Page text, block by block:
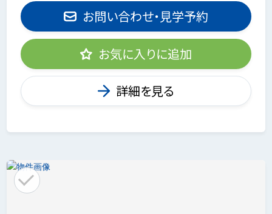
お問い合わせ・見学予約
お気に入りに追加
詳細を見る